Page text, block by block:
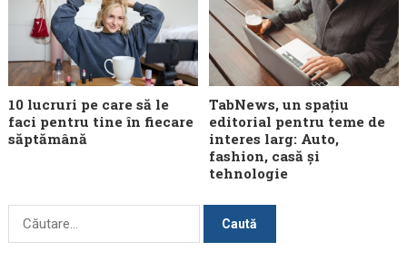
10 lucruri pe care să le
faci pentru tine în fiecare
săptămână
TabNews, un spațiu
editorial pentru teme de
interes larg: Auto,
fashion, casă și
tehnologie